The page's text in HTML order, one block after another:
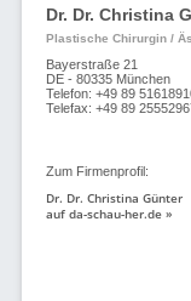
Dr. Dr. Christina
Plastische Chirurgin /
Bayerstraße 21
DE - 80335 München
Telefon: +49 89
Telefax: +49 89
Zum Firmenprofil:
Dr. Dr. Christina Günter
auf da-schau-her.de »